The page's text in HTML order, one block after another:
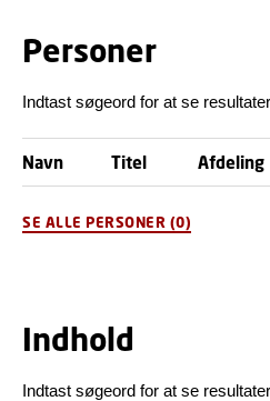
Personer
Indtast søgeord for at se resultater
Navn Titel Afdeling
SE ALLE PERSONER (0)
Indhold
Indtast søgeord for at se resultater